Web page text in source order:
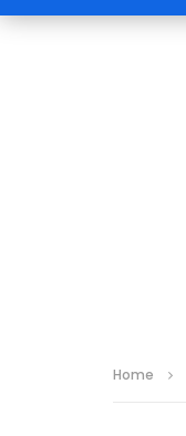
Home